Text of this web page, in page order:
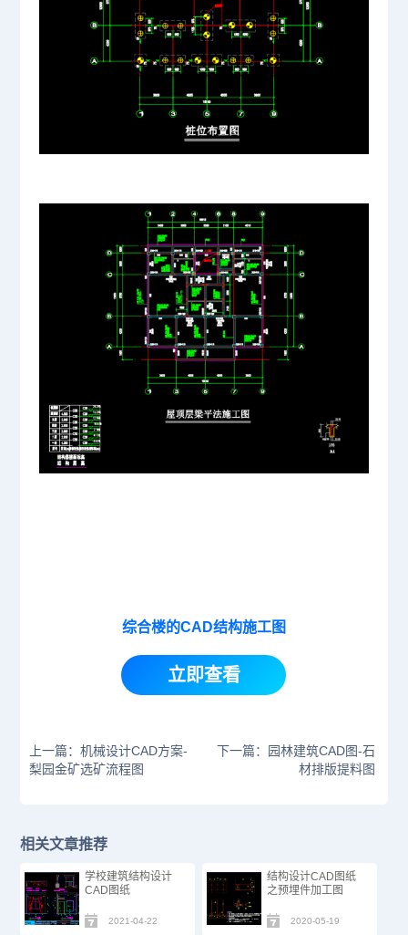
综合楼的CAD结构施工图
立即查看
上一篇：机械设计CAD方案-
梨园金矿选矿流程图
下一篇：园林建筑CAD图-石
材排版提料图
相关文章推荐
学校建筑结构设计
CAD图纸
2021-04-22
结构设计CAD图纸
之预埋件加工图
2020-05-19